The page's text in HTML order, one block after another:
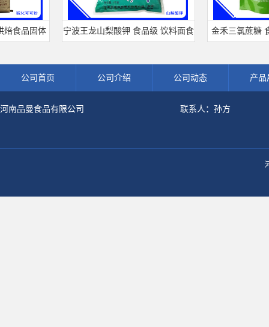
固体 宁波王龙山梨酸钾 食品级 饮料面食 金禾三氯蔗糖 食品级
公司首页 公司介绍 公司动态 产品
河南品曼食品有限公司 联系人：孙方